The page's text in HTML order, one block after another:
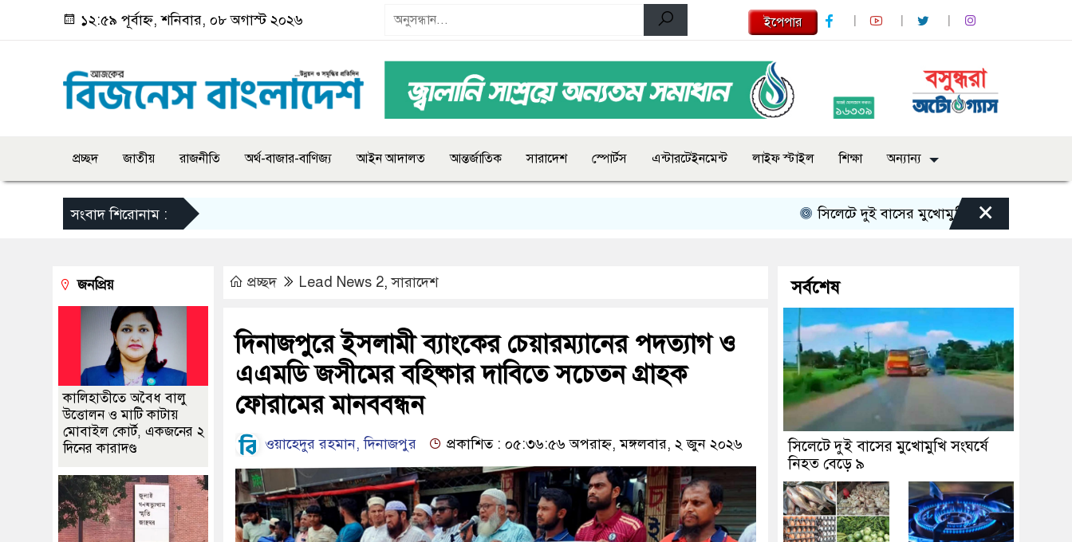
১২:৫৯ পূর্বাহ্ন, শনিবার, ০৮ অগাস্ট ২০২৬ ইপেপার
প্রচ্ছদ জাতীয় রাজনীতি অর্থ-বাজার-বাণিজ্য আইন আদালত আন্তর্জাতিক সারাদেশ স্পোর্টস এন্টারটেইনমেন্ট লাইফ স্টাইল শিক্ষা অন্যান্য
সংবাদ শিরোনাম : সিলেটে দুই বাসের মুখোমুখি সংঘর্ষে নিহত বেড়ে ৯
×
প্রচ্ছদ Lead News 2,সারাদেশ
দিনাজপুরে ইসলামী ব্যাংকের চেয়ারম্যানের পদত্যাগ ও
এএমডি জসীমের বহিষ্কার দাবিতে সচেতন গ্রাহক
ফোরামের মানববন্ধন
ওয়াহেদুর রহমান, দিনাজপুর প্রকাশিত : ০৫:৩৬:৫৬ অপরাহ্ন, মঙ্গলবার, ২ জুন ২০২৬
জনপ্রিয়
কালিহাতীতে অবৈধ বালু
উত্তোলন ও মাটি কাটায়
মোবাইল কোর্ট, একজনের ২
দিনের কারাদণ্ড
সর্বশেষ
সিলেটে দুই বাসের মুখোমুখি সংঘর্ষে
নিহত বেড়ে ৯